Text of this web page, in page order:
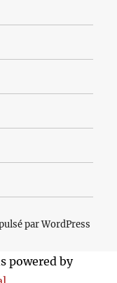
par WordPress
powered by